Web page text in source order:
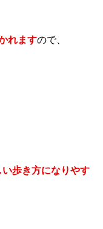
れますので、
歩き方になりやす